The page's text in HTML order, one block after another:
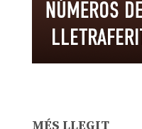
MÉS LLEGIT